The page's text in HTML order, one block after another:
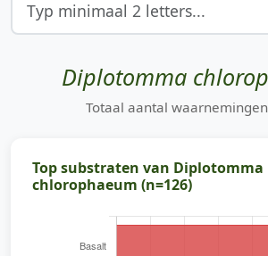
Diplotomma
Totaal aantal
Top substraten van Diplotomma
chlorophaeum (n=126)